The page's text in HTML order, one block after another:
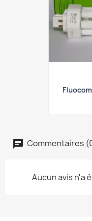
Commentaires
Aucun avis n'a